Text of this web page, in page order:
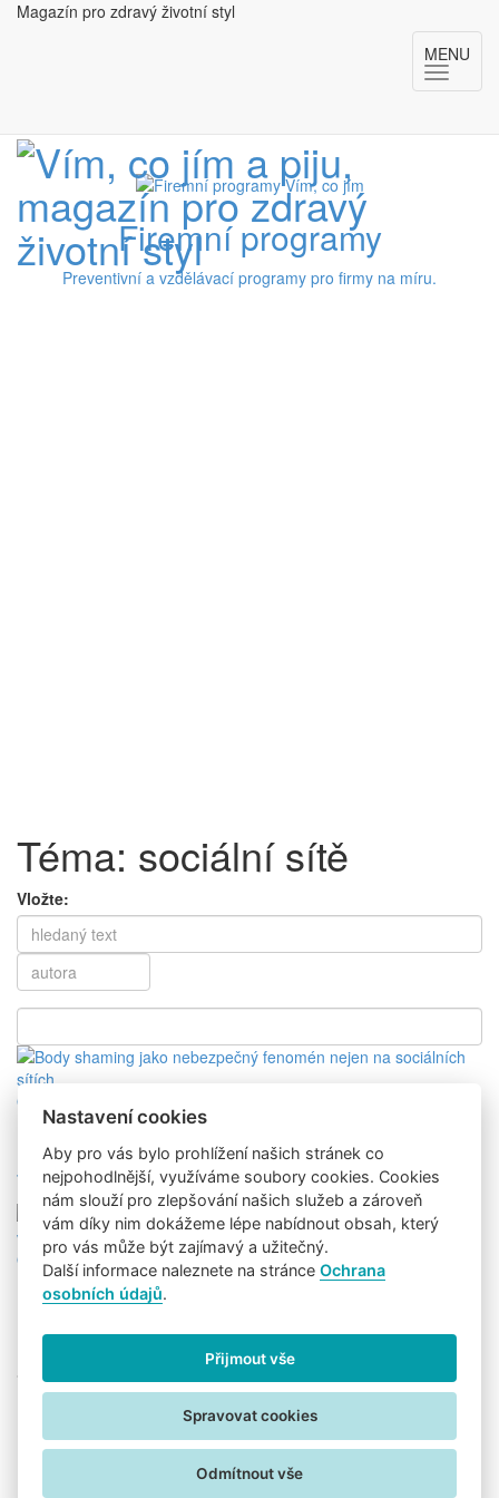
Magazín pro zdravý životní styl
MENU
Firemní programy
Preventivní a vzdělávací programy pro firmy na míru.
Téma: sociální sítě
Vložte:
O zdraví
Body shaming jako nebezpečný
fenomén nejen na..
O zdraví28. 2. 2023
Dospívající děti digitální detox sice
neocení,..
Sledujte nás na:
Uživatelské podmínky
Informace o zpracování osobních údajů
Nastavení cookies
Nastavení cookies
Aby pro vás bylo prohlížení našich stránek co
nejpohodlnější, využíváme soubory cookies. Cookies
nám slouží pro zlepšování našich služeb a zároveň
vám díky nim dokážeme lépe nabídnout obsah, který
pro vás může být zajímavý a užitečný.
Další informace naleznete na stránceOchrana
osobních údajů.
Přijmout vše
Spravovat cookies
Odmítnout vše